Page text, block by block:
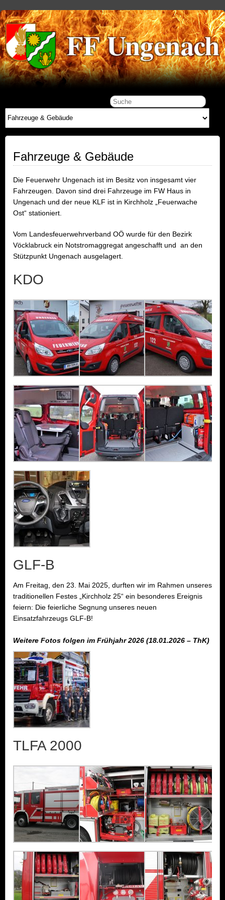
Fahrzeuge & Gebäude
Die Feuerwehr Ungenach ist im Besitz von insgesamt vier
Fahrzeugen. Davon sind drei Fahrzeuge im FW Haus in
Ungenach und der neue KLF ist in Kirchholz „Feuerwache
Ost“ stationiert.
Vom Landesfeuerwehrverband OÖ wurde für den Bezirk
Vöcklabruck ein Notstromaggregat angeschafft und an den
Stützpunkt Ungenach ausgelagert.
KDO
GLF-B
Am Freitag, den 23. Mai 2025, durften wir im Rahmen unseres
traditionellen Festes „Kirchholz 25“ ein besonderes Ereignis
feiern: Die feierliche Segnung unseres neuen
Einsatzfahrzeugs GLF-B!
Weitere Fotos folgen im Frühjahr 2026 (18.01.2026 – ThK)
TLFA 2000